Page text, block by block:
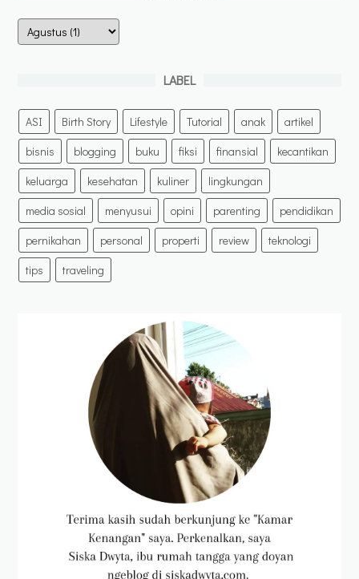
LABEL
ASI Birth Story Lifestyle Tutorial anak
artikel
bisnis
blogging buku fiksi finansial
kecantikan
keluarga
kesehatan kuliner
lingkungan
media sosial
menyusui opini parenting
pendidikan
pernikahan
personal properti review
teknologi
tips
traveling